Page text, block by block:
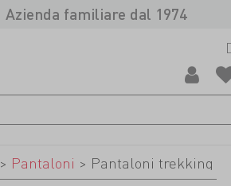
Azienda familiare dal 1974
> Pantaloni > Pantaloni trekking